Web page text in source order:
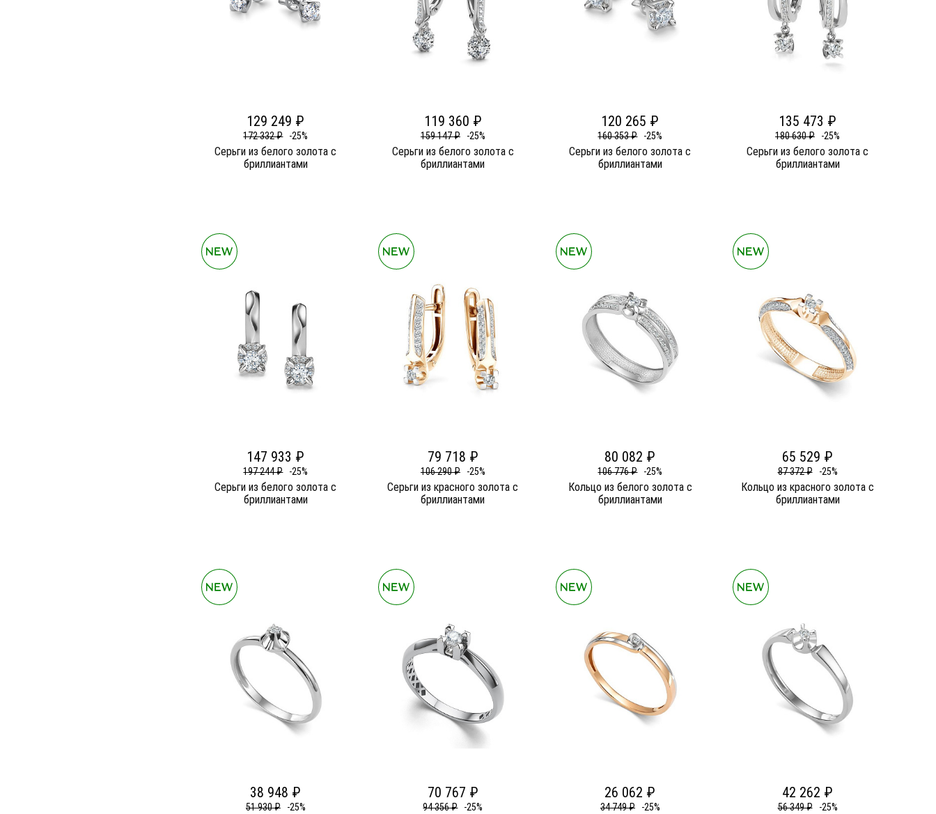
129 249 ₽
172 332 ₽ -25%
Серьги из белого золота c
бриллиантами
119 360 ₽
159 147 ₽ -25%
Серьги из белого золота c
бриллиантами
120 265 ₽
160 353 ₽ -25%
Серьги из белого золота c
бриллиантами
135 473 ₽
180 630 ₽ -25%
Серьги из белого золота c
бриллиантами
147 933 ₽
197 244 ₽ -25%
Серьги из белого золота c
бриллиантами
79 718 ₽
106 290 ₽ -25%
Серьги из красного золота c
бриллиантами
80 082 ₽
106 776 ₽ -25%
Кольцо из белого золота c
бриллиантами
65 529 ₽
87 372 ₽ -25%
Кольцо из красного золота c
бриллиантами
38 948 ₽
51 930 ₽ -25%
70 767 ₽
94 356 ₽ -25%
26 062 ₽
34 749 ₽ -25%
42 262 ₽
56 349 ₽ -25%